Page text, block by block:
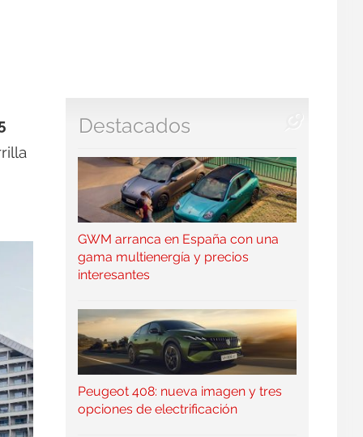
Destacados
GWM arranca en España con una
gama multienergía y precios
interesantes
Peugeot 408: nueva imagen y tres
opciones de electrificación